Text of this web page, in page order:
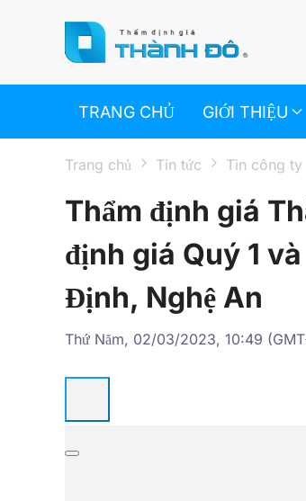
Skip to main content
TRANG CHỦ GIỚI THIỆU
Trang chủ Tin tức Tin công ty
Thẩm định giá
định giá Quý 1
Định, Nghệ An
Thứ Năm, 02/03/2023, 10:49